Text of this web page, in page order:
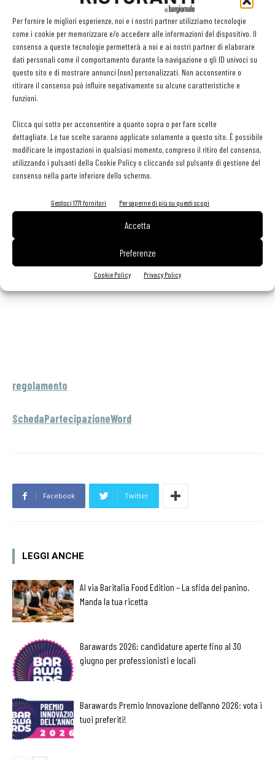
Per fornire le migliori esperienze, noi e i nostri partner utilizziamo tecnologie
come i cookie per memorizzare e/o accedere alle informazioni del dispositivo. Il
consenso a queste tecnologie permetterà a noi e ai nostri partner di elaborare
dati personali come il comportamento durante la navigazione o gli ID univoci su
questo sito e di mostrare annunci (non) personalizzati. Non acconsentire o
ritirare il consenso può influire negativamente su alcune caratteristiche e
funzioni.
Clicca qui sotto per acconsentire a quanto sopra o per fare scelte
dettagliate. Le tue scelte saranno applicate solamente a questo sito. È possibile
modificare le impostazioni in qualsiasi momento, compreso il ritiro del consenso,
utilizzando i pulsanti della Cookie Policy o cliccando sul pulsante di gestione del
consenso nella parte inferiore dello schermo.
Gestisci 1771 fornitori Per saperne di più su questi scopi
Accetta
Preferenze
Cookie Policy Privacy Policy
regolamento
SchedaPartecipazioneWord
Facebook Twitter
LEGGI ANCHE
Al via Baritalia Food Edition – La sfida del panino.
Manda la tua ricetta
Barawards 2026: candidature aperte fino al 30
giugno per professionisti e locali
Barawards Premio Innovazione dell’anno 2026: vota i
tuoi preferiti!